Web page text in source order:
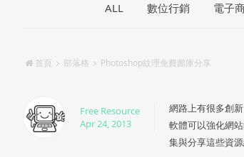
ALL 數位行銷 電子
首頁 部落格 Photoshop紋理免費圖庫分享
Free Resource
Apr 24, 2013
網路上有很多創
軟體可以強化網
集與分享這些資源